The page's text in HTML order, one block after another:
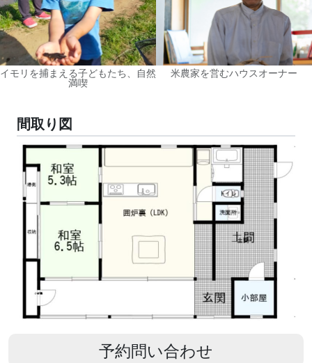
イモリを捕まえる子どもたち、自然
満喫
米農家を営むハウスオーナー
間取り図
予約問い合わせ